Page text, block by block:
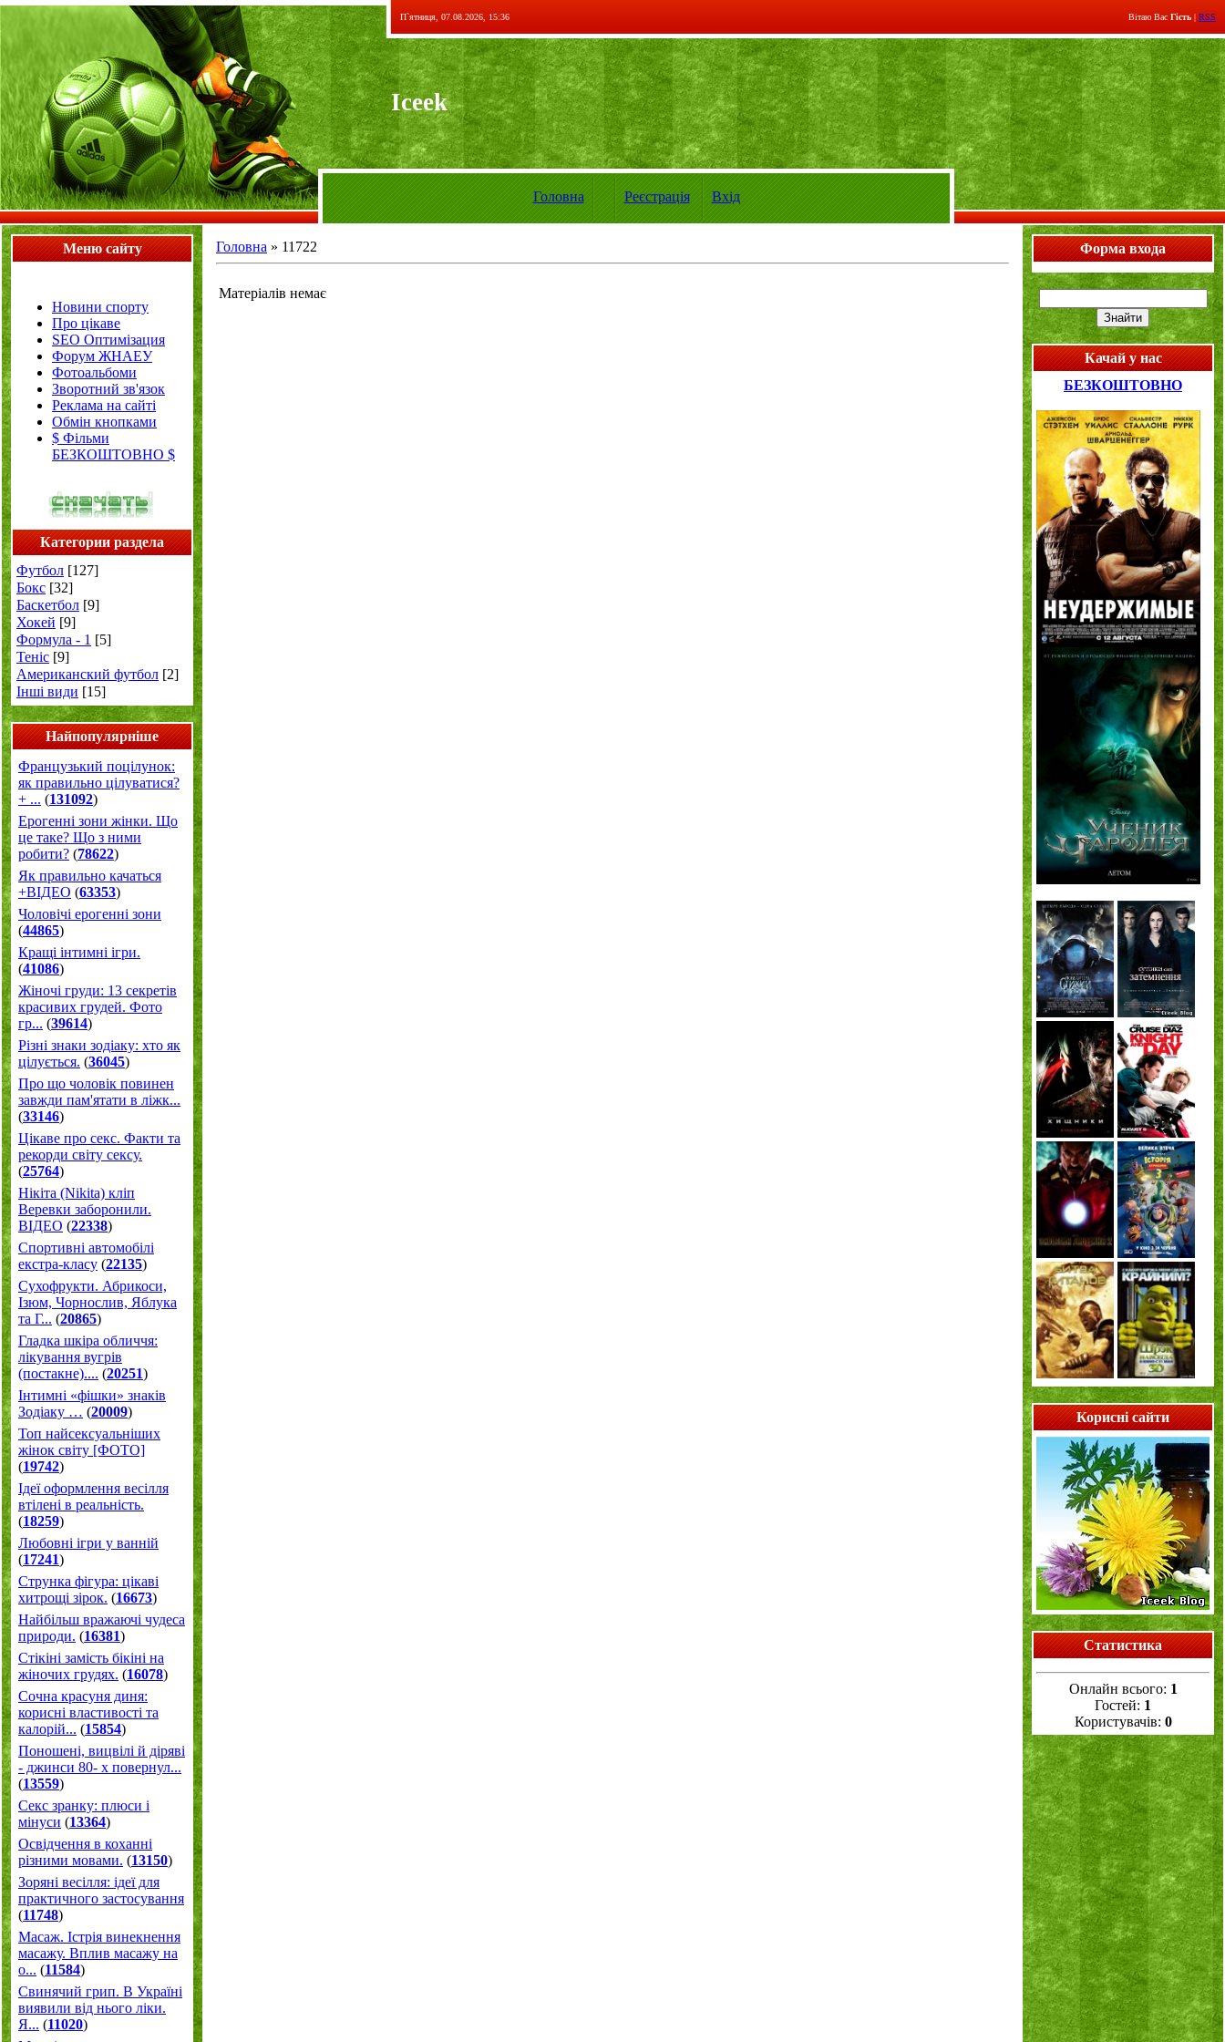
П`ятниця, 07.08.2026, 15:36 Вітаю Вас Гість | RSS
Iceek
Головна Реєстрація Вхід
Меню сайту
Новини спорту
Про цікаве
SEO Оптимізация
Форум ЖНАЕУ
Фотоальбоми
Зворотний зв'язок
Реклама на сайті
Обмін кнопками
$ Фільми
БЕЗКОШТОВНО $
Категории раздела
Футбол [127]
Бокс [32]
Баскетбол [9]
Хокей [9]
Формула - 1 [5]
Теніс [9]
Американский футбол [2]
Інші види [15]
Найпопулярніше
Французький поцілунок:
як правильно цілуватися?
+ ... (131092)
Ерогенні зони жінки. Що
це таке? Що з ними
робити? (78622)
Як правильно качаться
+ВІДЕО (63353)
Чоловічі ерогенні зони
(44865)
Кращі інтимні ігри.
(41086)
Жіночі груди: 13 секретів
красивих грудей. Фото
гр... (39614)
Різні знаки зодіаку: хто як
цілується. (36045)
Про що чоловік повинен
завжди пам'ятати в ліжк...
(33146)
Цікаве про секс. Факти та
рекорди світу сексу.
(25764)
Нікіта (Nikita) кліп
Веревки заборонили.
ВІДЕО (22338)
Спортивні автомобілі
екстра-класу (22135)
Cухофрукти. Абрикоси,
Ізюм, Чорнослив, Яблука
та Г... (20865)
Гладка шкіра обличчя:
лікування вугрів
(постакне).... (20251)
Інтимні «фішки» знаків
Зодіаку … (20009)
Топ найсексуальніших
жінок світу [ФОТО]
(19742)
Ідеї оформлення весілля
втілені в реальність.
(18259)
Любовні ігри у ванній
(17241)
Струнка фігура: цікаві
хитрощі зірок. (16673)
Найбільш вражаючі чудеса
природи. (16381)
Стікіні замість бікіні на
жіночих грудях. (16078)
Сочна красуня диня:
корисні властивості та
калорій... (15854)
Поношені, вицвілі й діряві
- джинси 80- х повернул...
(13559)
Секс зранку: плюси і
мінуси (13364)
Освідчення в коханні
різними мовами. (13150)
Зоряні весілля: ідеї для
практичного застосування
(11748)
Масаж. Істрія винекнення
масажу. Вплив масажу на
о... (11584)
Свинячий грип. В Україні
виявили від нього ліки.
Я... (11020)
Головна » 11722
Матеріалів немає
Форма входа
Качай у нас
БЕЗКОШТОВНО
Корисні сайти
Статистика
Онлайн всього: 1
Гостей: 1
Користувачів: 0